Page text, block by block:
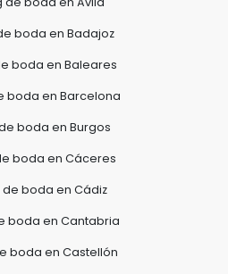
boda en Badajoz
boda en Baleares
boda en Barcelona
boda en Burgos
boda en Cáceres
boda en Cádiz
boda en Cantabria
boda en Castellón